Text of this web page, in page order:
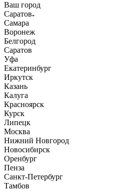
Ваш город
Саратов
Самара
Воронеж
Белгород
Саратов
Уфа
Екатеринбург
Иркутск
Казань
Калуга
Красноярск
Курск
Липецк
Москва
Нижний Новгород
Новосибирск
Оренбург
Пенза
Санкт-Петербург
Тамбов